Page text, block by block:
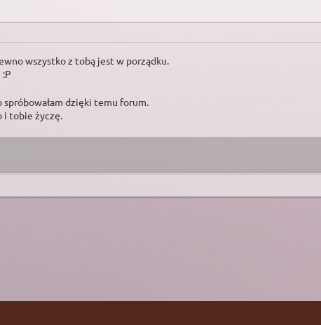
wszystko z tobą jest w porządku.
dzięki temu forum.
i tobie życzę.